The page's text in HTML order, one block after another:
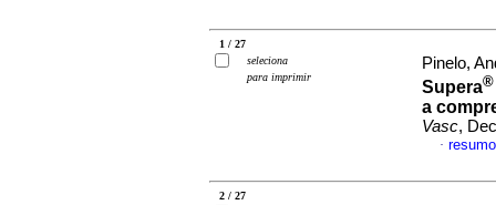
1 / 27
seleciona
para imprimir
Pinelo,
Supera®
a
Vasc,
·
2 / 27